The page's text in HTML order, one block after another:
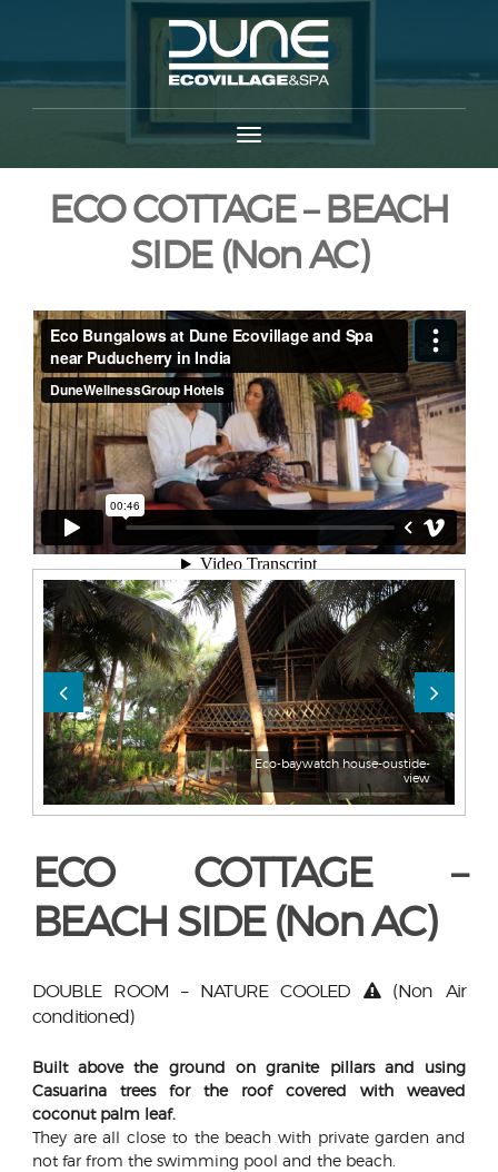
ECO COTTAGE – BEACH
SIDE (Non AC)
Eco-baywatch house-oustide-
view
ECO COTTAGE –
BEACH SIDE (Non AC)
DOUBLE ROOM – NATURE COOLED
(Non Air
conditioned)
Built above the ground on granite pillars and using
Casuarina trees for the roof covered with weaved
coconut palm leaf.
They are all close to the beach with private garden and
not far from the swimming pool and the beach.